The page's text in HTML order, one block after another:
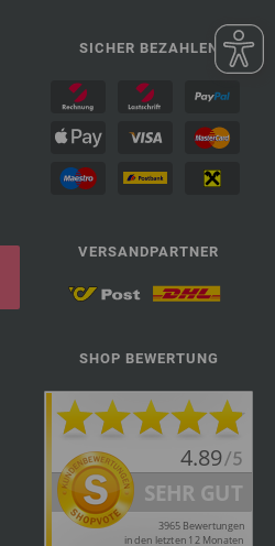
SICHER BEZAHLEN
VERSANDPARTNER
SHOP BEWERTUNG